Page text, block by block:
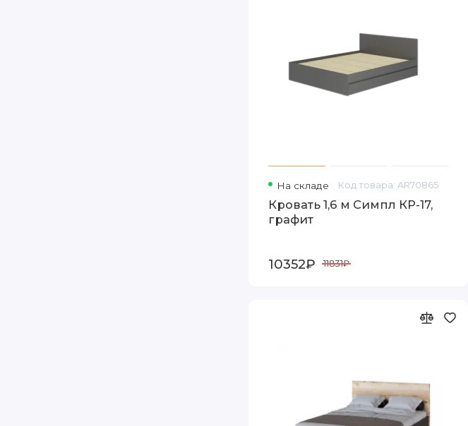
На складе Код товара: AR70865
Кровать 1,6 м Симпл КР-17,
графит
10352₽ 11831₽